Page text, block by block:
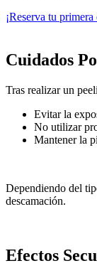
¡Reserva tu primera
Cuidados
Tras realizar un
Evitar la
No utilizar
Mantener la
Dependiendo del
descamación.
Efectos